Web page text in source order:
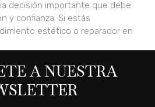
decisión importante que debe
y confianza. Si estás
estético o reparador en
A NUESTRA